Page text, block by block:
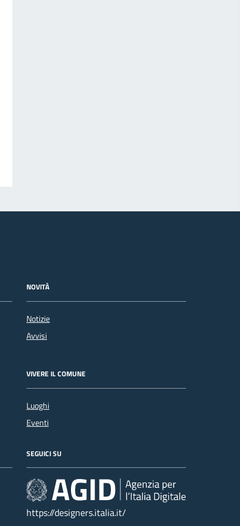
NOVITÀ
Notizie
Avvisi
VIVERE IL COMUNE
Luoghi
Eventi
SEGUICI SU
https://designers.italia.it/